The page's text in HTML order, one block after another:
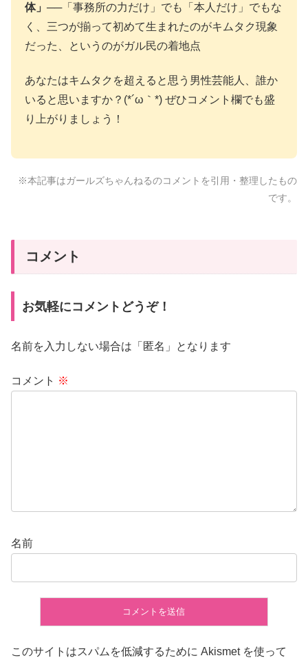
体」 ──「事務所の力だけ」でも「本人だけ」でもな
く、三つが揃って初めて生まれたのがキムタク現象
だった、というのがガル民の着地点
あなたはキムタクを超えると思う男性芸能人、誰か
いると思いますか？(*´ω｀*) ぜひコメント欄でも盛
り上がりましょう！
※本記事はガールズちゃんねるのコメントを引用・整理したもの
です。
コメント
お気軽にコメントどうぞ！
名前を入力しない場合は「匿名」となります
コメント ※
名前
このサイトはスパムを低減するために Akismet を使って